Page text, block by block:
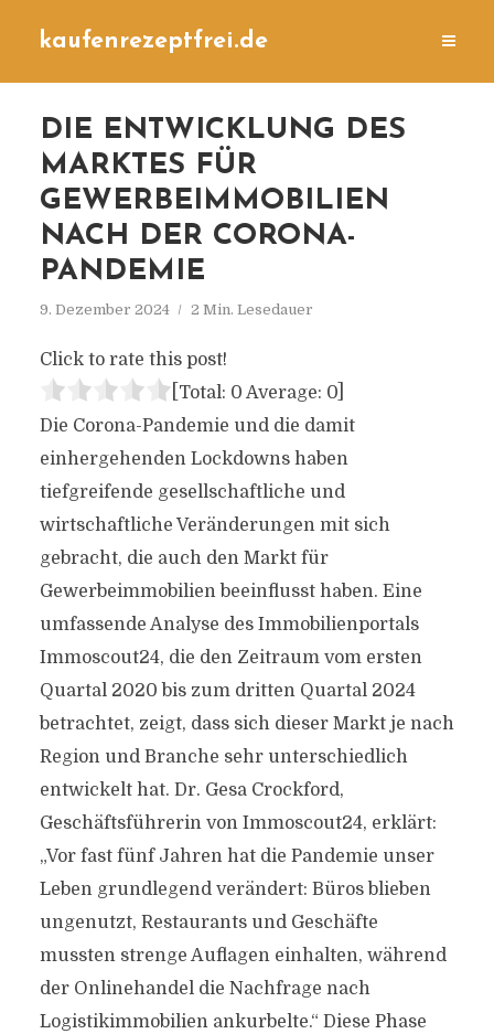
kaufenrezeptfrei.de
DIE ENTWICKLUNG DES
MARKTES FÜR
GEWERBEIMMOBILIEN
NACH DER CORONA-
PANDEMIE
9. Dezember 2024 2 Min. Lesedauer
Click to rate this post!
[Total: 0 Average: 0]
Die Corona-Pandemie und die damit
einhergehenden Lockdowns haben
tiefgreifende gesellschaftliche und
wirtschaftliche Veränderungen mit sich
gebracht, die auch den Markt für
Gewerbeimmobilien beeinflusst haben. Eine
umfassende Analyse des Immobilienportals
Immoscout24, die den Zeitraum vom ersten
Quartal 2020 bis zum dritten Quartal 2024
betrachtet, zeigt, dass sich dieser Markt je nach
Region und Branche sehr unterschiedlich
entwickelt hat. Dr. Gesa Crockford,
Geschäftsführerin von Immoscout24, erklärt:
„Vor fast fünf Jahren hat die Pandemie unser
Leben grundlegend verändert: Büros blieben
ungenutzt, Restaurants und Geschäfte
mussten strenge Auflagen einhalten, während
der Onlinehandel die Nachfrage nach
Logistikimmobilien ankurbelte.“ Diese Phase